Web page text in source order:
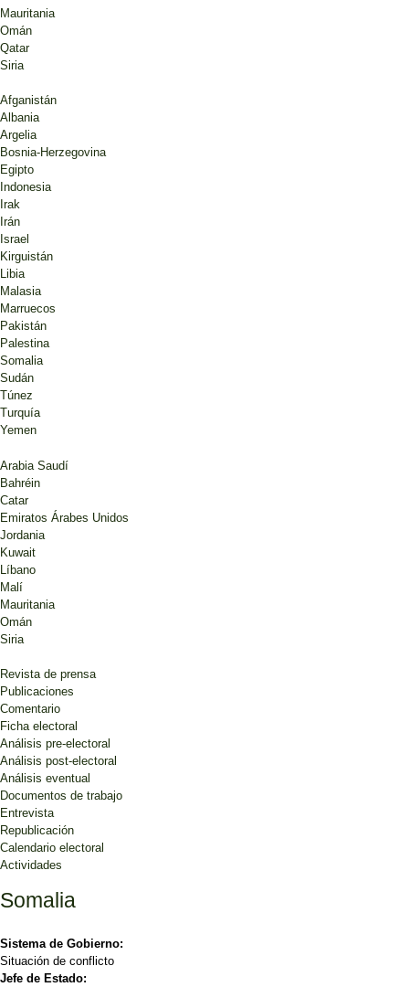
Mauritania
Omán
Qatar
Siria
Afganistán
Albania
Argelia
Bosnia-Herzegovina
Egipto
Indonesia
Irak
Irán
Israel
Kirguistán
Libia
Malasia
Marruecos
Pakistán
Palestina
Somalia
Sudán
Túnez
Turquía
Yemen
Arabia Saudí
Bahréin
Catar
Emiratos Árabes Unidos
Jordania
Kuwait
Líbano
Malí
Mauritania
Omán
Siria
Revista de prensa
Publicaciones
Comentario
Ficha electoral
Análisis pre-electoral
Análisis post-electoral
Análisis eventual
Documentos de trabajo
Entrevista
Republicación
Calendario electoral
Actividades
Somalia
Sistema de Gobierno:
Situación de conflicto
Jefe de Estado: